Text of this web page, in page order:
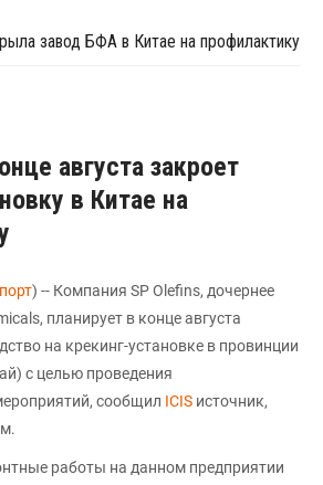
завод БФА в Китае на профилактику
августа закроет
в Китае на
) -- Компания SP Olefins, дочернее
планирует в конце августа
на крекинг-установке в провинции
с целью проведения
сообщил ICIS источник,
работы на данном предприятии